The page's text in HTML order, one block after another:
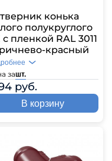
конька
полукруглого
с пленкой RAL 3011
красный
зашт.
руб.
В корзину